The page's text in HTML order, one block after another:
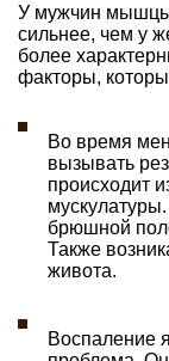
У мужчин мышцы
сильнее, чем у
более
факторы,
Во время
вызывать
происходит
брюшной
Также
живота.
Воспаление